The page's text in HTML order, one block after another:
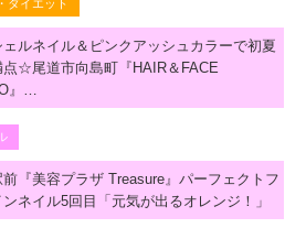
ダイエット
ェルネイル＆ピンクアッシュカラーで初夏
点☆尾道市向島町『HAIR＆FACE
』…
前『美容プラザ Treasure』パーフェクトフ
ンネイル5回目「元気が出るオレンジ！」